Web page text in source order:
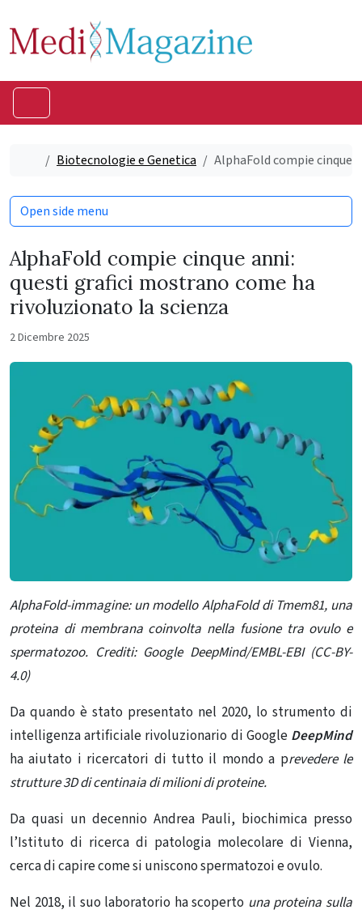
HomeBiotecnologie e Genetica AlphaFold compie cinque
AlphaFold compie cinque anni:
questi grafici mostrano come ha
rivoluzionato la scienza
2 Dicembre 2025
AlphaFold-immagine: un modello AlphaFold di Tmem81, una
proteina di membrana coinvolta nella fusione tra ovulo e
spermatozoo. Crediti: Google DeepMind/EMBL-EBI (CC-BY-
4.0)
Da quando è stato presentato nel 2020, lo strumento di
intelligenza artificiale rivoluzionario di Google DeepMind
ha aiutato i ricercatori di tutto il mondo a prevedere le
strutture 3D di centinaia di milioni di proteine.
Da quasi un decennio Andrea Pauli, biochimica presso
l’Istituto di ricerca di patologia molecolare di Vienna,
cerca di capire come si uniscono spermatozoi e ovulo.
Nel 2018, il suo laboratorio ha scoperto una proteina sulla
Open side menu